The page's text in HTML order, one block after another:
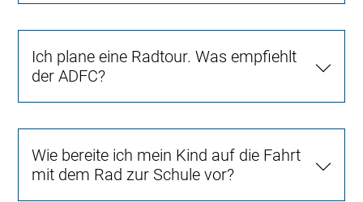
Ich plane eine Radtour. Was empfiehlt
der ADFC?
Wie bereite ich mein Kind auf die Fahrt
mit dem Rad zur Schule vor?